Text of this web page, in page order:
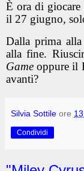
È ora di
il 27 giugno,
Dalla prima
alla fine.
Game oppure il
avanti?
Silvia Sottile ore
Condividi